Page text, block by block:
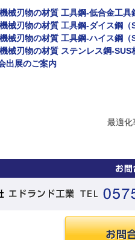
械刃物の材質 工具鋼-低合金工具
械刃物の材質 工具鋼-ダイス鋼（
械刃物の材質 工具鋼-ハイス鋼（
械刃物の材質 ステンレス鋼-SUS
出展のご案内
最適化